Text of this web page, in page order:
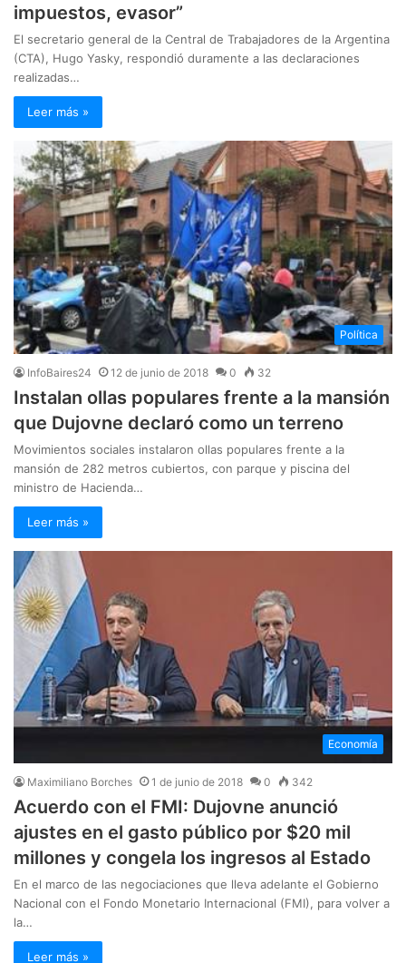
impuestos, evasor”
El secretario general de la Central de Trabajadores de la Argentina
(CTA), Hugo Yasky, respondió duramente a las declaraciones
realizadas…
Leer más »
Política
InfoBaires24 12 de junio de 2018 0 32
Instalan ollas populares frente a la mansión
que Dujovne declaró como un terreno
Movimientos sociales instalaron ollas populares frente a la
mansión de 282 metros cubiertos, con parque y piscina del
ministro de Hacienda…
Leer más »
Economía
Maximiliano Borches 1 de junio de 2018 0 342
Acuerdo con el FMI: Dujovne anunció
ajustes en el gasto público por $20 mil
millones y congela los ingresos al Estado
En el marco de las negociaciones que lleva adelante el Gobierno
Nacional con el Fondo Monetario Internacional (FMI), para volver a
la…
Leer más »